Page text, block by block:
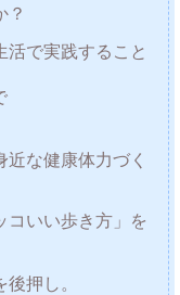
？
活で実践すること
な健康体力づく
コいい歩き方」を
押し。